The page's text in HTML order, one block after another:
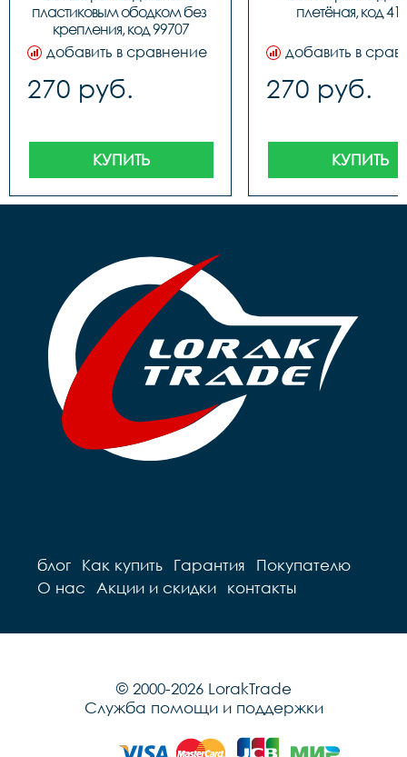
пластиковым ободком без
крепления, код 99707
добавить в сравнение
270 руб.
КУПИТЬ
плетёная, код
добавить в
270 руб.
КУПИТЬ
блог Как купить Гарантия
Покупателю
О нас
Акции и скидки контакты
© 2000-2026 LorakTrade
Служба помощи и поддержки